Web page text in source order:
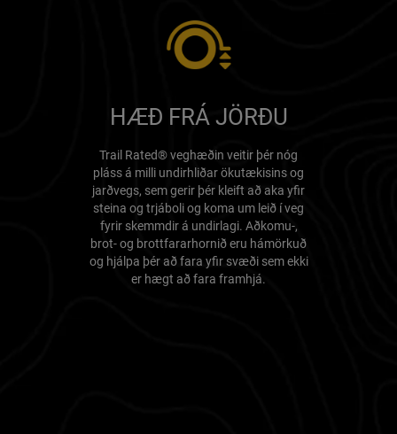
HÆÐ FRÁ JÖRÐU
Trail Rated® veghæðin veitir þér nóg
pláss á milli undirhliðar ökutækisins og
jarðvegs, sem gerir þér kleift að aka yfir
steina og trjáboli og koma um leið í veg
fyrir skemmdir á undirlagi. Aðkomu-,
brot- og brottfararhornið eru hámörkuð
og hjálpa þér að fara yfir svæði sem ekki
er hægt að fara framhjá.